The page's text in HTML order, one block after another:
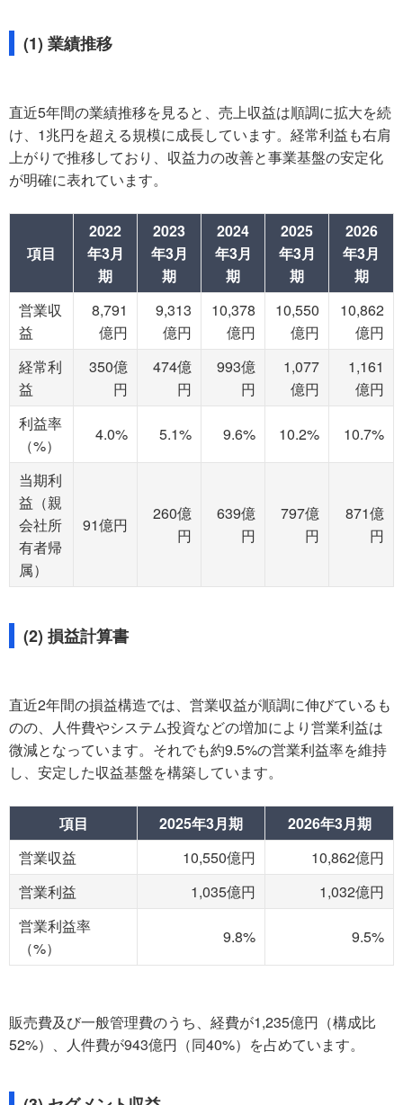
(1) 業績推移
直近5年間の業績推移を見ると、売上収益は順調に拡大を続
け、1兆円を超える規模に成長しています。経常利益も右肩
上がりで推移しており、収益力の改善と事業基盤の安定化
が明確に表れています。
項目
2022
年3月
期
2023
年3月
期
2024
年3月
期
2025
年3月
期
2026
年3月
期
営業収
益
8,791
億円
9,313
億円
10,378
億円
10,550
億円
10,862
億円
経常利
益
350億
円
474億
円
993億
円
1,077
億円
1,161
億円
利益率
（%）
4.0% 5.1% 9.6% 10.2% 10.7%
当期利
益（親
会社所
有者帰
属）
91億円
260億
円
639億
円
797億
円
871億
円
(2) 損益計算書
直近2年間の損益構造では、営業収益が順調に伸びているも
のの、人件費やシステム投資などの増加により営業利益は
微減となっています。それでも約9.5%の営業利益率を維持
し、安定した収益基盤を構築しています。
項目 2025年3月期
2026年3月期
営業収益
10,550億円
10,862億円
営業利益
1,035億円
1,032億円
営業利益率
（%）
9.8% 9.5%
販売費及び一般管理費のうち、経費が1,235億円（構成比
52%）、人件費が943億円（同40%）を占めています。